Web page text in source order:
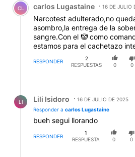
CL carlos Lugastaine 16 DE JULIO
Narcotest adulterado,no
asombro,la entrega de la
sangre.Con el 🤡 como
estamos para el cachetazo
RESPONDER
2
RESPUESTAS
0 0
LI Lili Isidoro
16 DE JULIO DE 2025
Responder a carlos Lugastaine
bueh segui llorando
RESPONDER
1
RESPUESTA
0 0